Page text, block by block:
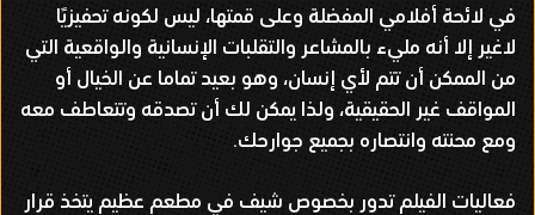
في لائحة أفلامي المفضلة وعلى قمتها، ليس لكونه تحفيزيًا
لاغير إلا أنه مليء بالمشاعر والتقلبات الإنسانية والواقعية التي
من الممكن أن تتم لأي إنسان، وهو بعيد تماما عن الخيال أو
المواقف غير الحقيقية، ولذا يمكن لك أن تصدقه وتتعاطف معه
ومع محنته وانتصاره بجميع جوارحك.
فعاليات الفيلم تدور بخصوص شيف في مطعم عظيم يتخذ قرار